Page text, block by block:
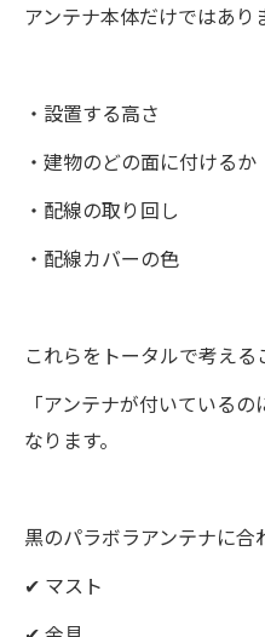
アンテナ本体だけではあり
・設置する高さ
・建物のどの面に付けるか
・配線の取り回し
・配線カバーの色
これらをトータルで考える
「アンテナが付いている
なります。
黒のパラボラアンテナに合
✔ マスト